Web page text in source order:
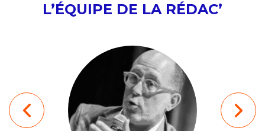
L’ÉQUIPE DE LA RÉDAC’